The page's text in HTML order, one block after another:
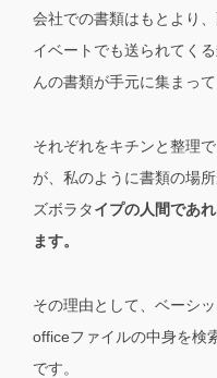
会社での書類はもとより
イベートでも送られてく
んの書類が手元に集まって
それぞれをキチンと整理
が、私のように書類の場
ズボラタイプの人間であ
ます。
その理由として、ベーシ
officeファイルの中身を検
です。